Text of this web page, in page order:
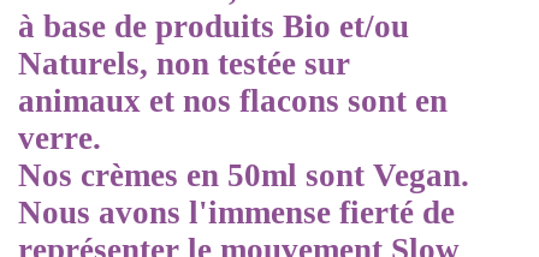
à base de produits Bio et/ou
Naturels, non testée sur
animaux et nos flacons sont en
verre.
Nos crèmes en 50ml sont Vegan.
Nous avons l'immense fierté de